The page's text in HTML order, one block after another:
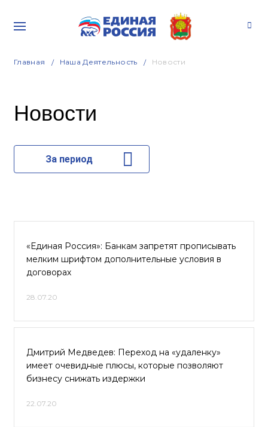
Главная Наша Деятельность Новости
Новости
За период
«Единая Россия»: Банкам запретят прописывать
мелким шрифтом дополнительные условия в
договорах
28.07.20
Дмитрий Медведев: Переход на «удаленку»
имеет очевидные плюсы, которые позволяют
бизнесу снижать издержки
22.07.20